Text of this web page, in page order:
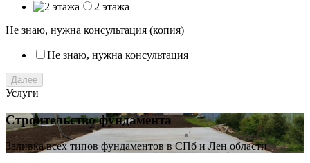
2 этажа
Не знаю, нужна консультация (копия)
Не знаю, нужна консультация
Далее
Услуги
Строительство фундамента
Заливка всех типов фундаментов в СПб и Лен области